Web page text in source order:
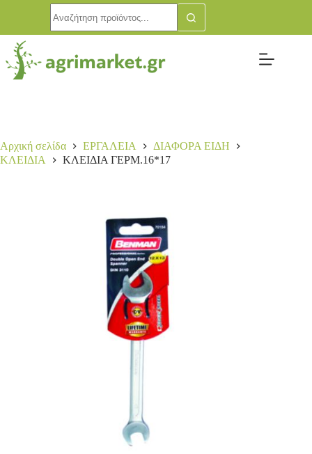
Αρχική σελίδα ΕΡΓΑΛΕΙΑ
ΔΙΑΦΟΡΑ ΕΙΔΗ
ΚΛΕΙΔΙΑ
ΚΛΕΙΔΙΑ ΓΕΡΜ.16*17